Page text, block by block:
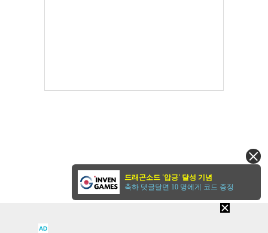
AD
드래곤소드 '압긍' 달성 기념
축하 댓글달면 10 명에게 코드 증정